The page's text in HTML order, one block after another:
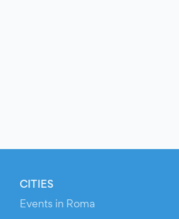
CITIES
Events in Roma